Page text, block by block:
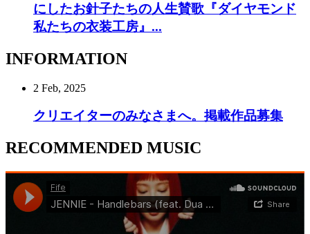
にしたお針子たちの人生賛歌『ダイヤモンド
私たちの衣装工房』...
INFORMATION
2 Feb, 2025
クリエイターのみなさまへ。掲載作品募集
RECOMMENDED MUSIC